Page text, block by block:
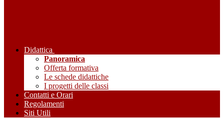
Didattica
Panoramica
Offerta formativa
Le schede didattiche
I progetti delle classi
Contatti e Orari
Regolamenti
Siti Utili